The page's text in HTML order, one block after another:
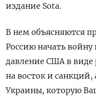
издание Sota.
В нем объясняются
Россию начать
давление США в
на восток и
Украины, которую